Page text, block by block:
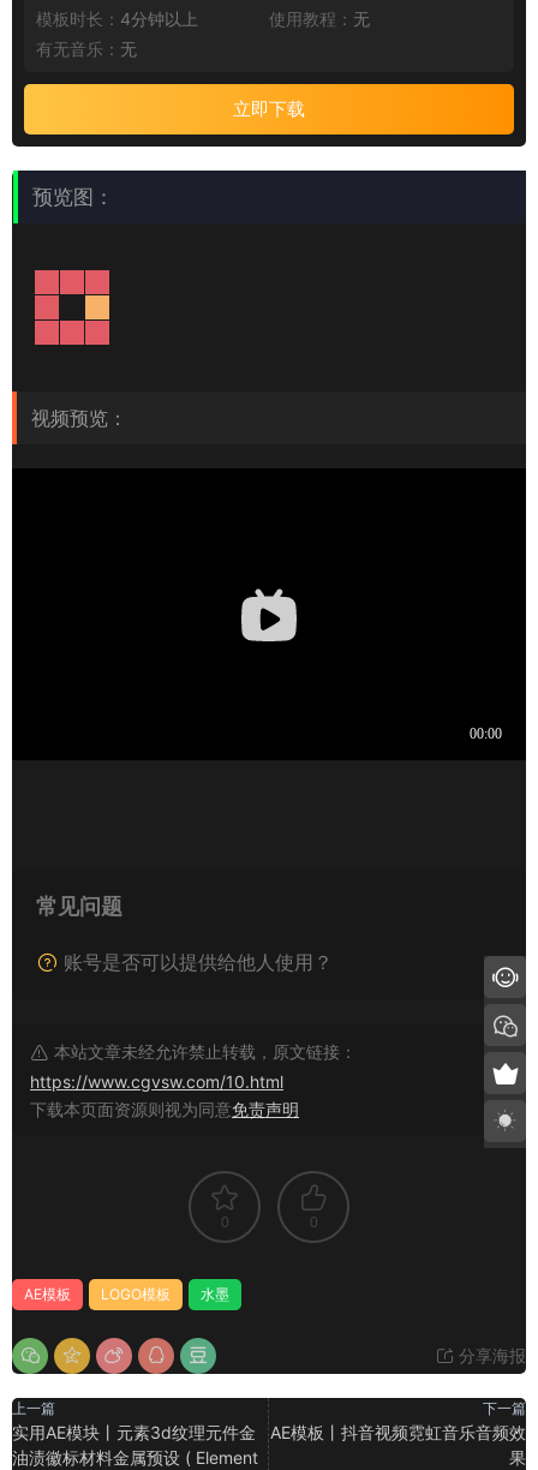
模板时长： 4分钟以上 使用教程： 无
有无音乐： 无
立即下载
预览图：
视频预览：
常见问题
账号是否可以提供给他人使用？
本站文章未经允许禁止转载，原文链接：
https://www.cgvsw.com/10.html
下载本页面资源则视为同意免责声明
0 0
AE模板 LOGO模板 水墨
分享海报
上一篇
实用AE模块丨元素3d纹理元件金
油渍徽标材料金属预设 ( Element
下一篇
AE模板丨抖音视频霓虹音乐音频效
果